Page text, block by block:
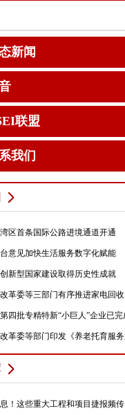
新闻
联盟
我们
区首条国际公路进境通道开通
意见加快生活服务数字化赋能
新型国家建设取得历史性成就
！这些重大工程和项目捷报频传